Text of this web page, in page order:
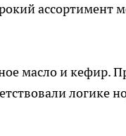
ассортимент
масло и кефир.
логике